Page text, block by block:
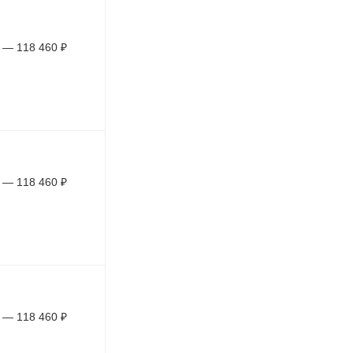
— 118 460 ₽
— 118 460 ₽
— 118 460 ₽